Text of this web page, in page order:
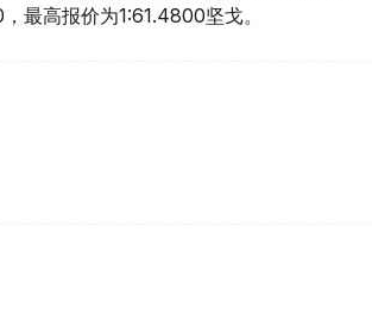
最高报价为1:61.4800坚戈。